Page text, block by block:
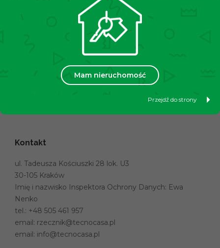
Mam nieruchomość
Przejdź do strony
Meksyk
Republika San Marino
Kontakt
ul. Tadeusza Kościuszki 28 lok. U3
30-105 Kraków
Imię i nazwisko Inspektora Ochrony Danych: Ewa
Nenko
tel.: +48 505 461 957
email: rzecznik@tecnocasa.pl
email: info@tecnocasa.pl